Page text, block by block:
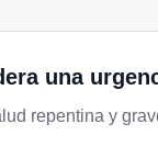
una
repentina y